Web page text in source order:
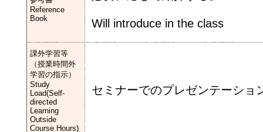
Reference
Book
Will introduce in the class
課外学習等
（授業時間外
学習の指示）
Study
Load(Self-
directed
Learning
Outside
Course Hours)
セミナーでのプレゼンテーショ